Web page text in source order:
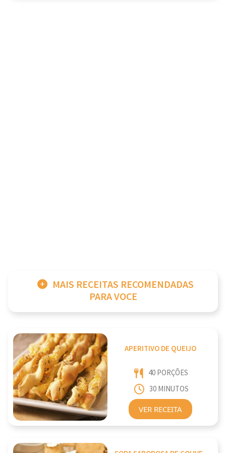
MAIS RECEITAS RECOMENDADAS
PARA VOCE
APERITIVO DE QUEIJO
40 PORÇÕES
30 MINUTOS
VER RECEITA